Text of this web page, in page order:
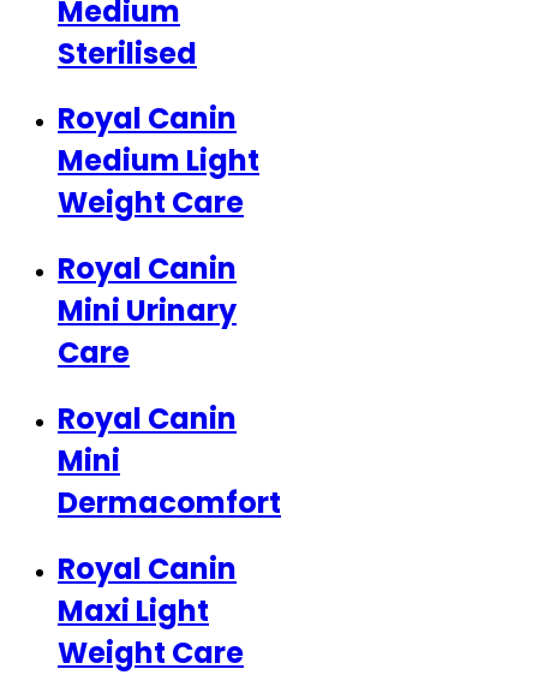
Medium
Sterilised
Royal Canin
Medium Light
Weight Care
Royal Canin
Mini Urinary
Care
Royal Canin
Mini
Dermacomfort
Royal Canin
Maxi Light
Weight Care